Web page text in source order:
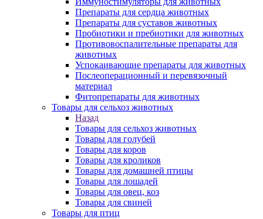
Препараты для сердца животных
Препараты для суставов животных
Пробиотики и пребиотики для животных
Противовоспалительные препараты для
животных
Успокаивающие препараты для животных
Послеоперационный и перевязочный
материал
Фитопрепараты для животных
Товары для сельхоз животных
Назад
Товары для сельхоз животных
Товары для голубей
Товары для коров
Товары для кроликов
Товары для домашней птицы
Товары для лошадей
Товары для овец, коз
Товары для свиней
Товары для птиц